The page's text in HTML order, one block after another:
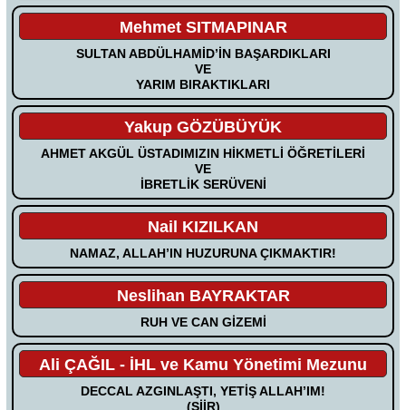
Mehmet SITMAPINAR
SULTAN ABDÜLHAMİD’İN BAŞARDIKLARI
VE
YARIM BIRAKTIKLARI
Yakup GÖZÜBÜYÜK
AHMET AKGÜL ÜSTADIMIZIN HİKMETLİ ÖĞRETİLERİ
VE
İBRETLİK SERÜVENİ
Nail KIZILKAN
NAMAZ, ALLAH’IN HUZURUNA ÇIKMAKTIR!
Neslihan BAYRAKTAR
RUH VE CAN GİZEMİ
Ali ÇAĞIL - İHL ve Kamu Yönetimi Mezunu
DECCAL AZGINLAŞTI, YETİŞ ALLAH’IM!
(ŞİİR)